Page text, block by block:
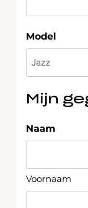
Model
Mijn
Naam
Voornaam